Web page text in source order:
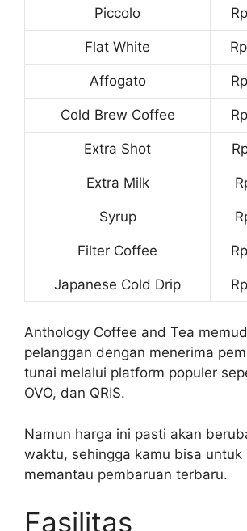
Piccolo
Flat White
Affogato
Cold Brew Coffee
Extra Shot
Extra Milk
Syrup
Filter Coffee
Japanese Cold Drip
Anthology Coffee and Tea
pelanggan dengan menerima
tunai melalui platform populer
OVO, dan QRIS.
Namun harga ini pasti akan
waktu, sehingga kamu bisa untuk
memantau pembaruan terbaru.
Fasilitas